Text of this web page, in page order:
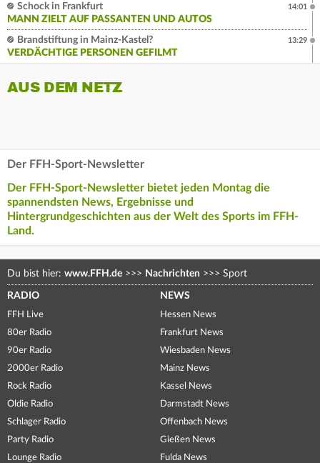
Schock in Frankfurt
MANN ZIELT AUF PASSANTEN UND AUTOS
14:01
Brandstiftung in Mainz-Kastel?
VERDÄCHTIGE PERSONEN GEFILMT
13:29
AUS DEM NETZ
Der FFH-Sport-Newsletter
Der FFH-Sport-Newsletter bietet jeden Montag die
spannendsten News, Ergebnisse und
Hintergrundgeschichten aus der Welt des Sports im FFH-
Land.
Du bist hier: www.FFH.de >>> Nachrichten >>> Sport
RADIO
FFH Live
80er Radio
90er Radio
2000er Radio
Rock Radio
Oldie Radio
Schlager Radio
Party Radio
Lounge Radio
NEWS
Hessen News
Frankfurt News
Wiesbaden News
Mainz News
Kassel News
Darmstadt News
Offenbach News
Gießen News
Fulda News